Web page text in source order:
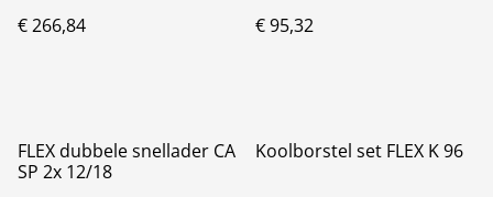
€ 266,84
€ 95,32
FLEX dubbele snellader CA
SP 2x 12/18
Koolborstel set FLEX K 96